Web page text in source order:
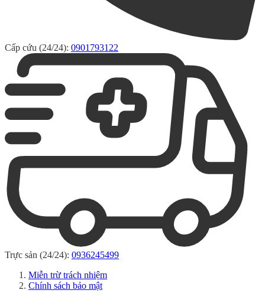
Cấp cứu (24/24): 0901793122
Trực sản (24/24): 0936245499
Miễn trừ trách nhiệm
Chính sách bảo mật